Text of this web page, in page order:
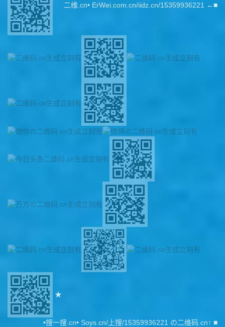
二维.cn• ErWei.com.cn/iidz.cn/15359936221 ←■
•搜一搜.cn• Soys.cn/上搜/15359936221 の二维码.cn↑ ■
★